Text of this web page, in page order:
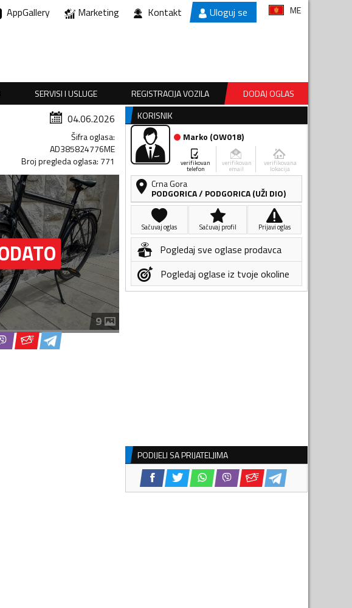
AppGallery Marketing Kontakt Uloguj se ME
SERVISI I USLUGE REGISTRACIJA VOZILA
DODAJ OGLAS
04.06.2026
Šifra oglasa:
AD385824776ME
Broj pregleda oglasa: 771
9
KORISNIK
Marko (OW018)
verifikovan
telefon
verifikovan
email
verifikovana
lokacija
Crna Gora
PODGORICA/ PODGORICA (UŽI DIO)
Sačuvaj oglas Sačuvaj profil Prijavi oglas
Pogledaj sve oglase prodavca
Pogledaj oglase iz tvoje okoline
PODIJELI SA PRIJATELJIMA